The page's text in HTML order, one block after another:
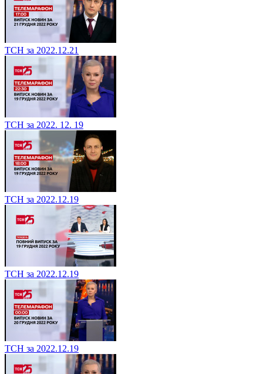
ТСН за 2022.12.21
ТСН за 2022. 12. 19
ТСН за 2022.12.19
ТСН за 2022.12.19
ТСН за 2022.12.19